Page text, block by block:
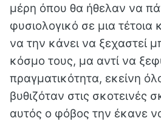
μέρη όπου θα ήθελαν να
φυσιολογικό σε μια
να την κάνει να ξεχαστεί
κόσμο τους, μα αντί να
πραγματικότητα, εκείνη
βυθιζόταν στις σκοτεινές
αυτός ο φόβος την έκανε